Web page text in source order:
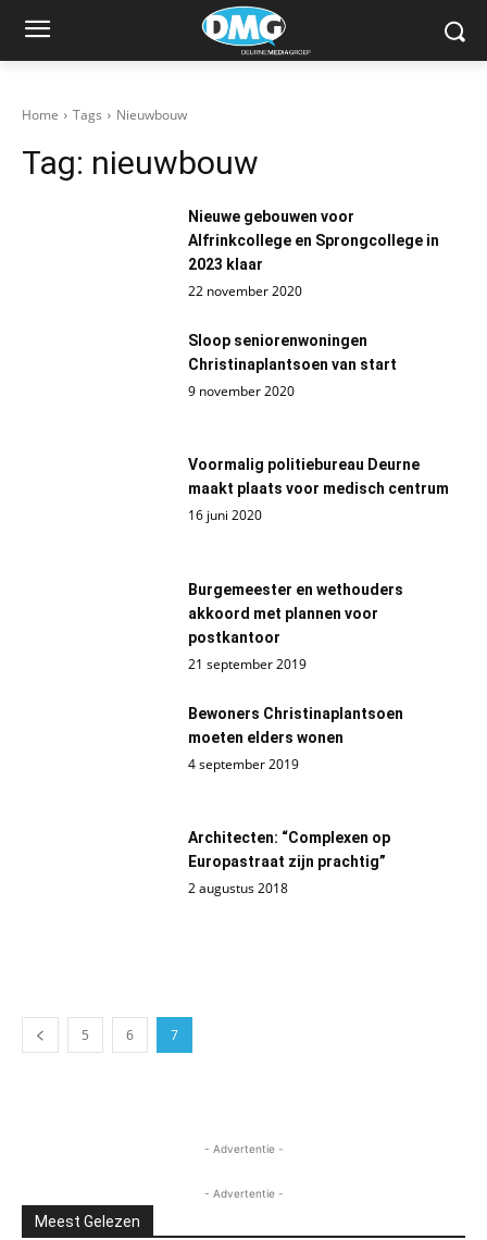
Home Tags Nieuwbouw
Tag: nieuwbouw
Nieuwe gebouwen voor
Alfrinkcollege en Sprongcollege in
2023 klaar
22 november 2020
Sloop seniorenwoningen
Christinaplantsoen van start
9 november 2020
Voormalig politiebureau Deurne
maakt plaats voor medisch centrum
16 juni 2020
Burgemeester en wethouders
akkoord met plannen voor
postkantoor
21 september 2019
Bewoners Christinaplantsoen
moeten elders wonen
4 september 2019
Architecten: “Complexen op
Europastraat zijn prachtig”
2 augustus 2018
5 6 7
- Advertentie -
- Advertentie -
Meest Gelezen